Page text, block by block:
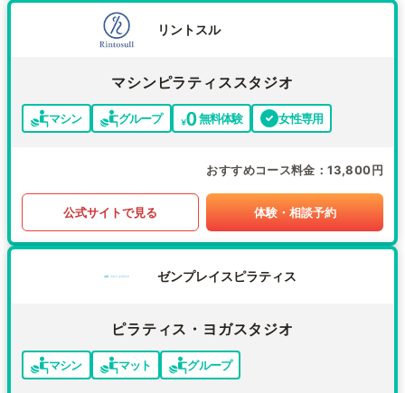
リントスル
マシンピラティススタジオ
マシン グループ 無料体験 女性専用
おすすめコース料金 13,800円
公式サイトで見る 体験・相談予約
ゼンプレイスピラティス
ピラティス・ヨガスタジオ
マシン マット グループ